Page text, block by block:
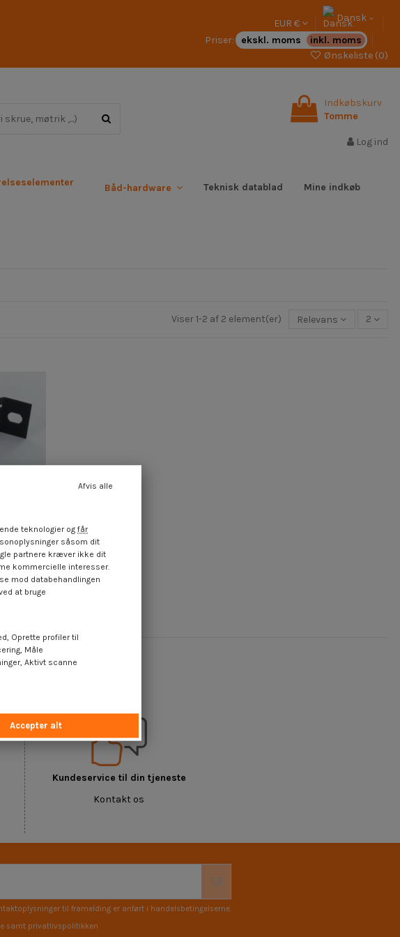
EUR €
Dansk
Priser:
ekskl. moms
inkl. moms
Ønskeliste (0)
Indkøbskurv
Tomme
Log ind
Båd-hardware Teknisk datablad Mine indkøb
Viser 1-2 af 2 element(er) Relevans 2
Kundeservice til din tjeneste
Kontakt os
til framelding er anført i handelsbetingelserne.
samt privatlivspolitikken
Afvis alle
teknologier og får
såsom dit
partnere kræver ikke dit
kommercielle interesser.
mod databehandlingen
at bruge
Oprette profiler til
Måle
Aktivt scanne
Accepter alt